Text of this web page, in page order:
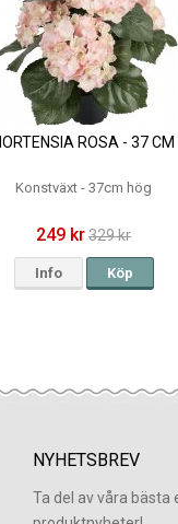
ROSA - 37 CM
Konstväxt - 37cm hög
249 kr329 kr
Info Köp
NYHETSBREV
Ta del av våra bästa